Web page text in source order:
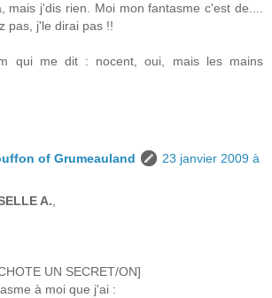
mais j'dis rien. Moi mon fantasme c'est de....
pas, j'le dirai pas !!
qui me dit : nocent, oui, mais les mains
of Grumeauland
23 janvier 2009 à
A.,
UN SECRET/ON]
à moi que j'ai :